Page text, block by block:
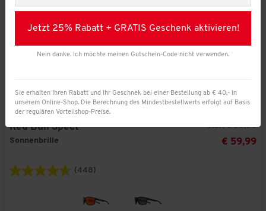
Red Bull Spect
Sonnenbrille
statt € 80,00
€ 59,99
(448)
Jetzt 25% Rabatt + GRATIS Geschenk aktivieren!
Nein danke. Ich möchte meinen Gutschein-Code nicht verwenden.
Sie erhalten Ihren Rabatt und Ihr Geschnek bei einer Bestellung ab € 40,- in
unserem Online-Shop. Die Berechnung des Mindestbestellwerts erfolgt auf Basis
der regulären Vorteilshop-Preise.